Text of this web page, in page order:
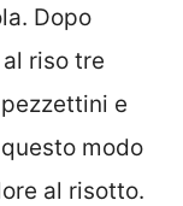
Dopo
riso tre
e
modo
al risotto.